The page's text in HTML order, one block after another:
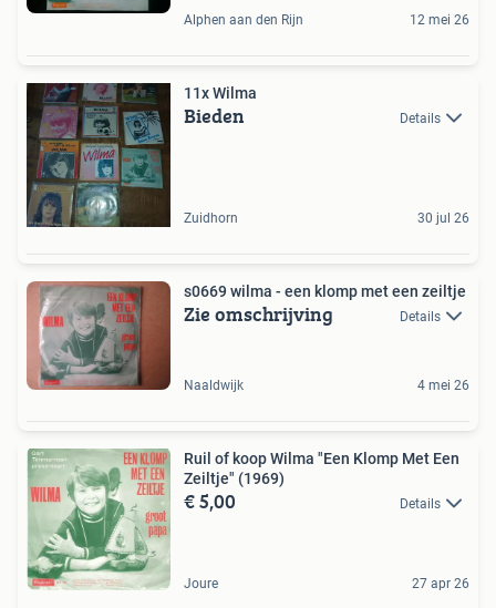
Alphen aan den Rijn 12 mei 26
11x Wilma
Bieden Details
Zuidhorn 30 jul 26
s0669 wilma - een klomp met een zeiltje
Zie omschrijving Details
Naaldwijk 4 mei 26
Ruil of koop Wilma "Een Klomp Met Een
Zeiltje" (1969)
€ 5,00 Details
Joure 27 apr 26